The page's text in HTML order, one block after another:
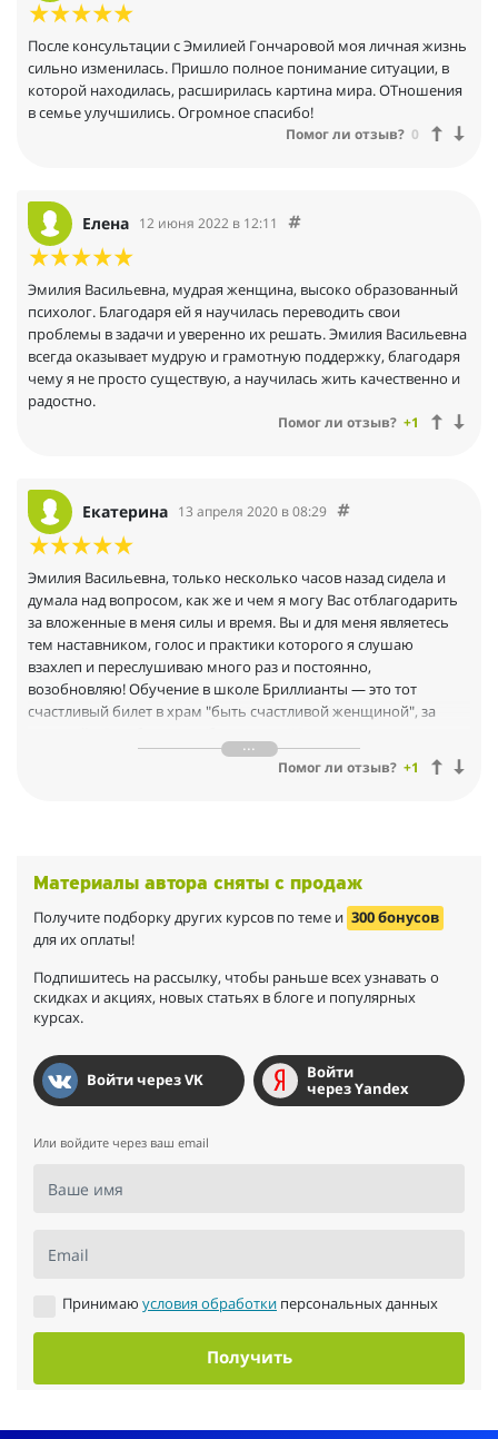
После консультации с Эмилией Гончаровой моя личная жизнь
сильно изменилась. Пришло полное понимание ситуации, в
которой находилась, расширилась картина мира. ОТношения
в семье улучшились. Огромное спасибо!
Помог ли отзыв? 0
Елена 12 июня 2022 в 12:11
Эмилия Васильевна, мудрая женщина, высоко образованный
психолог. Благодаря ей я научилась переводить свои
проблемы в задачи и уверенно их решать. Эмилия Васильевна
всегда оказывает мудрую и грамотную поддержку, благодаря
чему я не просто существую, а научилась жить качественно и
радостно.
Помог ли отзыв? +1
Екатерина 13 апреля 2020 в 08:29
Эмилия Васильевна, только несколько часов назад сидела и
думала над вопросом, как же и чем я могу Вас отблагодарить
за вложенные в меня силы и время. Вы и для меня являетесь
тем наставником, голос и практики которого я слушаю
взахлеп и переслушиваю много раз и постоянно,
возобновляю! Обучение в школе Бриллианты — это тот
счастливый билет в храм "быть счастливой женщиной", за
себя которую испытываю успешно применив новые навыки в
коммуникации с людьми при ощущении суперского
Помог ли отзыв? +1
Материалы автора сняты с продаж
Получите подборку других курсов по теме и 300 бонусов
для их оплаты!
Подпишитесь на рассылку, чтобы раньше всех узнавать о
скидках и акциях, новых статьях в блоге и популярных
курсах.
Войти через VK
Войти
через Yandex
Или войдите через ваш email
Ваше имя
Email
Принимаю условия обработки персональных данных
Получить